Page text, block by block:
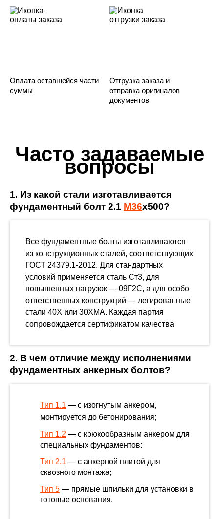
Оплата оставшейся части
суммы
Отгрузка заказа и
отправка оригиналов
документов
Часто задаваемые
вопросы
1. Из какой стали изготавливается
фундаментный болт 2.1 М36х500?
Все фундаментные болты изготавливаются
из конструкционных сталей, соответствующих
ГОСТ 24379.1-2012. Для стандартных
условий применяется сталь Ст3, для
повышенных нагрузок — 09Г2С, а для особо
ответственных конструкций — легированные
стали 40Х или 30ХМА. Каждая партия
сопровождается сертификатом качества.
2. В чем отличие между исполнениями
фундаментных анкерных болтов?
Тип 1.1 — с изогнутым анкером,
монтируется до бетонирования;
Тип 1.2 — с крюкообразным анкером для
специальных фундаментов;
Тип 2.1 — с анкерной плитой для
сквозного монтажа;
Тип 5 — прямые шпильки для установки в
готовые основания.